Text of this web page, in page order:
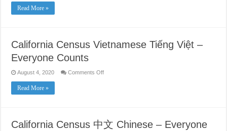
Everyone
Read More »
California Census Vietnamese Tiếng Việt –
Everyone Counts
August 4, 2020 Comments Offon
Counts
Read More »
California Census 中文 Chinese – Everyone